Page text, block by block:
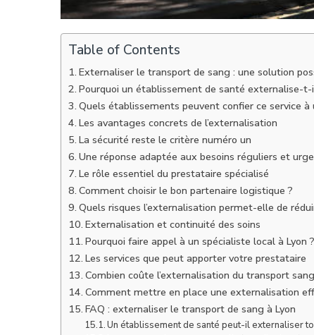
Table of Contents
Externaliser le transport de sang : une solution
Pourquoi un établissement de santé externalise-
Quels établissements peuvent confier ce service à
Les avantages concrets de l’externalisation
La sécurité reste le critère numéro un
Une réponse adaptée aux besoins réguliers et
Le rôle essentiel du prestataire spécialisé
Comment choisir le bon partenaire logistique ?
Quels risques l’externalisation permet-elle de
Externalisation et continuité des soins
Pourquoi faire appel à un spécialiste local à Lyon ?
Les services que peut apporter votre prestataire
Combien coûte l’externalisation du transport
Comment mettre en place une externalisation
FAQ : externaliser le transport de sang à Lyon
Un établissement de santé peut-il externaliser